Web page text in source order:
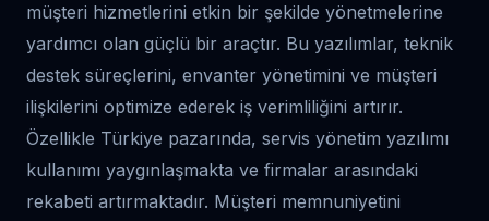
müşteri hizmetlerini etkin bir şekilde yönetmelerine
yardımcı olan güçlü bir araçtır. Bu yazılımlar, teknik
destek süreçlerini, envanter yönetimini ve müşteri
ilişkilerini optimize ederek iş verimliliğini artırır.
Özellikle Türkiye pazarında, servis yönetim yazılımı
kullanımı yaygınlaşmakta ve firmalar arasındaki
rekabeti artırmaktadır. Müşteri memnuniyetini